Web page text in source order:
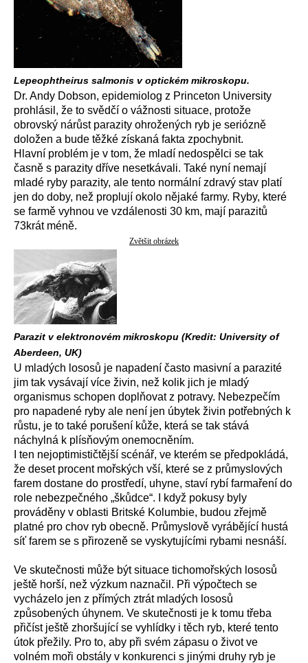
Lepeophtheirus salmonis v optickém mikroskopu.
Dr. Andy Dobson, epidemiolog z Princeton University
prohlásil, že to svědčí o vážnosti situace, protože
obrovský nárůst parazity ohrožených ryb je seriózně
doložen a bude těžké získaná fakta zpochybnit.
Hlavní problém je v tom, že mladí nedospělci se tak
časně s parazity dříve nesetkávali. Také nyní nemají
mladé ryby parazity, ale tento normální zdravý stav platí
jen do doby, než proplují okolo nějaké farmy. Ryby, které
se farmě vyhnou ve vzdálenosti 30 km, mají parazitů
73krát méně.
Zvětšit obrázek
Parazit v elektronovém mikroskopu (Kredit: University of
Aberdeen, UK)
U mladých lososů je napadení často masivní a parazité
jim tak vysávají více živin, než kolik jich je mladý
organismus schopen doplňovat z potravy. Nebezpečím
pro napadené ryby ale není jen úbytek živin potřebných k
růstu, je to také porušení kůže, která se tak stává
náchylná k plísňovým onemocněním.
I ten nejoptimističtější scénář, ve kterém se předpokládá,
že deset procent mořských vší, které se z průmyslových
farem dostane do prostředí, uhyne, staví rybí farmaření do
role nebezpečného „škůdce“. I když pokusy byly
prováděny v oblasti Britské Kolumbie, budou zřejmě
platné pro chov ryb obecně. Průmyslově vyrábějící hustá
síť farem se s přirozeně se vyskytujícími rybami nesnáší.
Ve skutečnosti může být situace tichomořských lososů
ještě horší, než výzkum naznačil. Při výpočtech se
vycházelo jen z přímých ztrát mladých lososů
způsobených úhynem. Ve skutečnosti je k tomu třeba
přičíst ještě zhoršující se vyhlídky i těch ryb, které tento
útok přežily. Pro to, aby při svém zápasu o život ve
volném moři obstály v konkurenci s jinými druhy ryb je